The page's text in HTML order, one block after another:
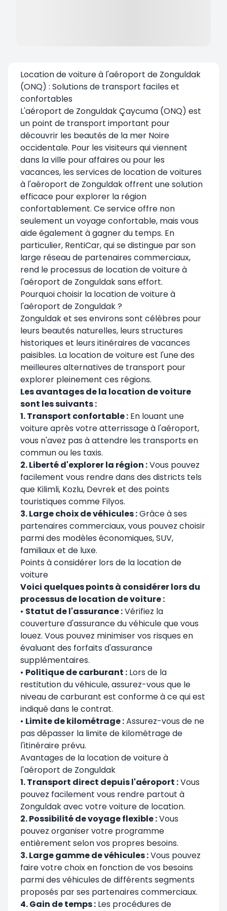
Location de voiture à l'aéroport de Zonguldak
(ONQ) : Solutions de transport faciles et
confortables
L'aéroport de Zonguldak Çaycuma (ONQ) est
un point de transport important pour
découvrir les beautés de la mer Noire
occidentale. Pour les visiteurs qui viennent
dans la ville pour affaires ou pour les
vacances, les services de location de voitures
à l'aéroport de Zonguldak offrent une solution
efficace pour explorer la région
confortablement. Ce service offre non
seulement un voyage confortable, mais vous
aide également à gagner du temps. En
particulier, RentiCar, qui se distingue par son
large réseau de partenaires commerciaux,
rend le processus de location de voiture à
l'aéroport de Zonguldak sans effort.
Pourquoi choisir la location de voiture à
l'aéroport de Zonguldak ?
Zonguldak et ses environs sont célèbres pour
leurs beautés naturelles, leurs structures
historiques et leurs itinéraires de vacances
paisibles. La location de voiture est l'une des
meilleures alternatives de transport pour
explorer pleinement ces régions.
Les avantages de la location de voiture
sont les suivants :
1. Transport confortable : En louant une
voiture après votre atterrissage à l'aéroport,
vous n'avez pas à attendre les transports en
commun ou les taxis.
2. Liberté d'explorer la région :Vous pouvez
facilement vous rendre dans des districts tels
que Kilimli, Kozlu, Devrek et des points
touristiques comme Filyos.
3. Large choix de véhicules :Grâce à ses
partenaires commerciaux, vous pouvez choisir
parmi des modèles économiques, SUV,
familiaux et de luxe.
Points à considérer lors de la location de
voiture
Voici quelques points à considérer lors du
processus de location de voiture :
• Statut de l'assurance :Vérifiez la
couverture d'assurance du véhicule que vous
louez. Vous pouvez minimiser vos risques en
évaluant des forfaits d'assurance
supplémentaires.
• Politique de carburant : Lors de la
restitution du véhicule, assurez-vous que le
niveau de carburant est conforme à ce qui est
indiqué dans le contrat.
• Limite de kilométrage :Assurez-vous de ne
pas dépasser la limite de kilométrage de
l'itinéraire prévu.
Avantages de la location de voiture à
l'aéroport de Zonguldak
1. Transport direct depuis l'aéroport :Vous
pouvez facilement vous rendre partout à
Zonguldak avec votre voiture de location.
2. Possibilité de voyage flexible :Vous
pouvez organiser votre programme
entièrement selon vos propres besoins.
3. Large gamme de véhicules :Vous pouvez
faire votre choix en fonction de vos besoins
parmi des véhicules de différents segments
proposés par ses partenaires commerciaux.
4. Gain de temps : Les procédures de